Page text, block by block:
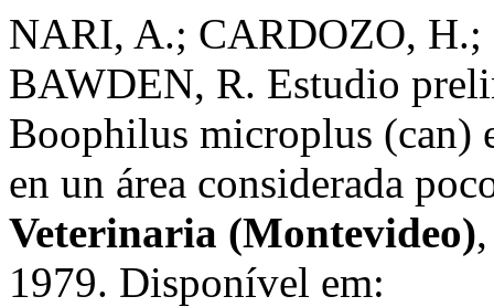
NARI, A.; CARDOZO,
BAWDEN, R. Estudio
Boophilus microplus (can)
en un área considerada
Veterinaria (Montevideo)
1979. Disponível em: